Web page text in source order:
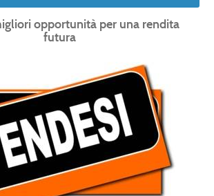
opportunità per una rendita
futura